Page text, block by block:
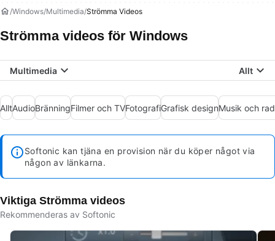
Windows Multimedia Strömma Videos
Strömma videos för Windows
Multimedia Allt
AlltAudioBränningFilmer och TVFotografiGrafisk designMusik och
Softonic kan tjäna en provision när du köper något via
någon av länkarna.
Viktiga Strömma videos
Rekommenderas av Softonic